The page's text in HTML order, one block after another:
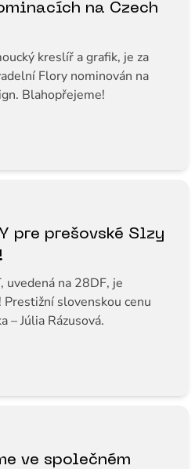
na Czech
kreslíř a grafik, je za
Flory nominován na
Blahopřejeme!
pre prešovské Slzy
uvedená na 28DF, je
slovenskou cenu
– Júlia Rázusová.
ve společném